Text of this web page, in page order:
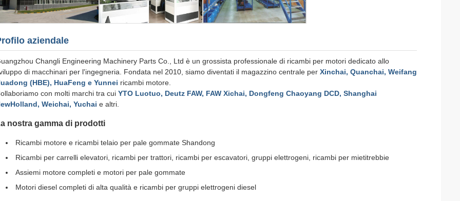
aziendale
Changli Engineering Machinery Parts Co., Ltd è un grossista professionale di ricambi per motori dedicato allo
di macchinari per l'ingegneria. Fondata nel 2010, siamo diventati il magazzino centrale per Xinchai, Quanchai, Weifang
(HBE), HuaFeng e Yunnei ricambi motore.
con molti marchi tra cui YTO Luotuo, Deutz FAW, FAW Xichai, Dongfeng Chaoyang DCD, Shanghai
Weichai, Yuchai e altri.
nostra gamma di prodotti
Ricambi motore e ricambi telaio per pale gommate Shandong
Ricambi per carrelli elevatori, ricambi per trattori, ricambi per escavatori, gruppi elettrogeni, ricambi per mietitrebbie
Assiemi motore completi e motori per pale gommate
Motori diesel completi di alta qualità e ricambi per gruppi elettrogeni diesel